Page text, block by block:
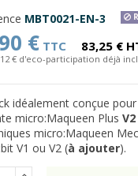
MBT0021-EN-3
€ TTC 83,25 €
€ d'eco-participation déjà
idéalement conçue
micro:Maqueen Plus V2
micro:Maqueen
V1 ou V2 (à ajouter).